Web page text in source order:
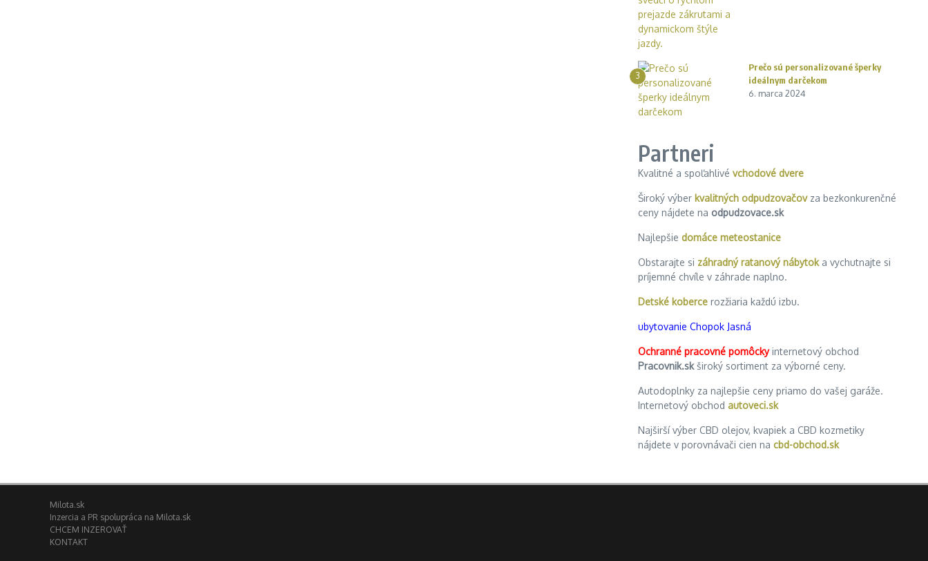
3
Prečo sú personalizované šperky
ideálnym darčekom
6. marca 2024
Partneri
Kvalitné a spoľahlivé vchodové dvere
Široký výber kvalitných odpudzovačovza bezkonkurenčné
ceny nájdete na odpudzovace.sk
Najlepšie domáce meteostanice
Obstarajte si záhradný ratanový nábytoka vychutnajte si
príjemné chvíle v záhrade naplno.
Detské koberce rozžiaria každú izbu.
ubytovanie Chopok Jasná
Ochranné pracovné pomôckyinternetový obchod
Pracovnik.skširoký sortiment za výborné ceny.
Autodoplnky za najlepšie ceny priamo do vašej garáže.
Internetový obchod autoveci.sk
Najširší výber CBD olejov, kvapiek a CBD kozmetiky
nájdete v porovnávači cien na cbd-obchod.sk
Milota.sk
Inzercia a PR spolupráca na Milota.sk
CHCEM INZEROVAŤ
KONTAKT